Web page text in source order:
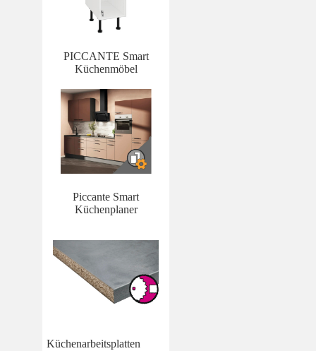
PICCANTE Smart
Küchenmöbel
Piccante Smart
Küchenplaner
Küchenarbeitsplatten